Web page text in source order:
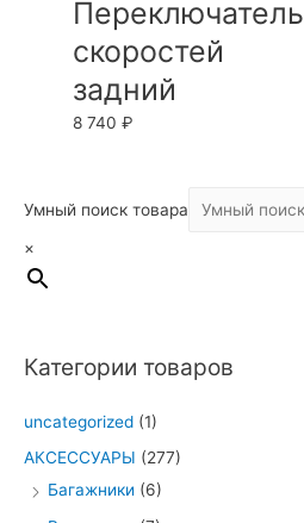
Переключатель
скоростей
задний
8 740₽
Умный поиск товара
×
Категории товаров
uncategorized (1)
АКСЕССУАРЫ (277)
Багажники (6)